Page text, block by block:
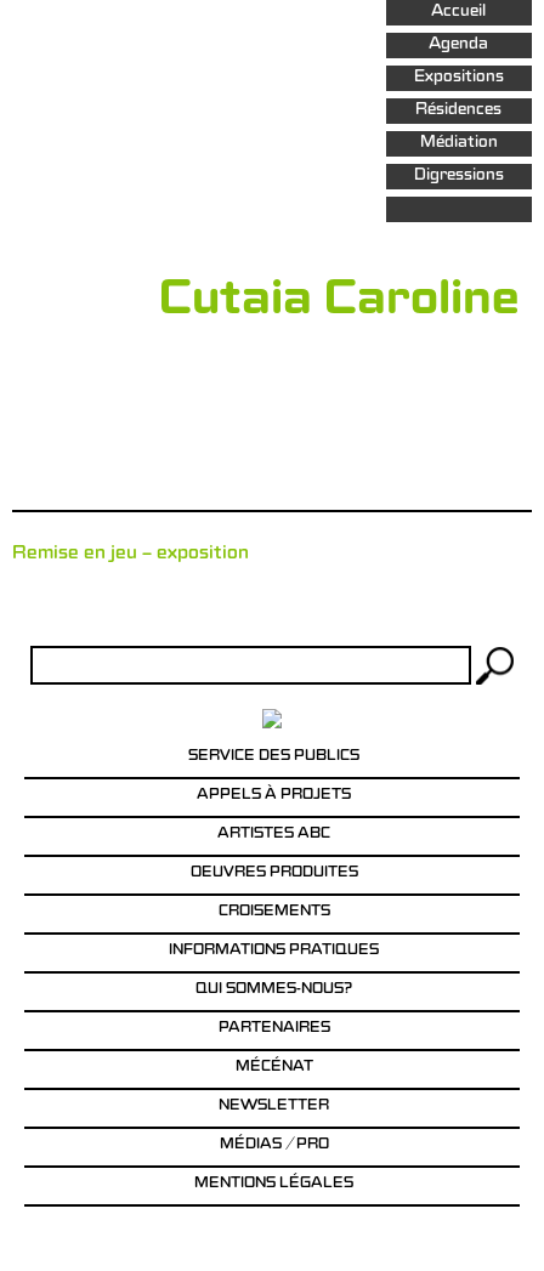
Aller au
contenu
principal
Accueil
Agenda
Expositions
Résidences
Médiation
Digressions
Cutaia Caroline
Remise en jeu – exposition
SERVICE DES PUBLICS
APPELS À PROJETS
ARTISTES ABC
OEUVRES PRODUITES
CROISEMENTS
INFORMATIONS PRATIQUES
QUI SOMMES-NOUS?
PARTENAIRES
MÉCÉNAT
NEWSLETTER
MÉDIAS / PRO
MENTIONS LÉGALES